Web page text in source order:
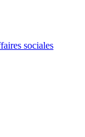
sociales